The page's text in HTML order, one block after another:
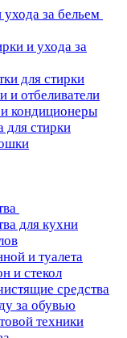
ухода за бельем
и ухода за
для стирки
и отбеливатели
кондиционеры
для стирки
для кухни
и туалета
и стекол
средства
за обувью
техники